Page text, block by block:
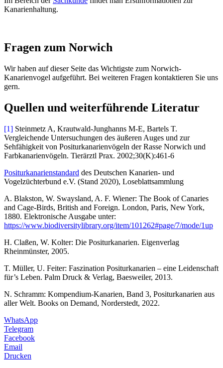
Kanarienhaltung.
Fragen zum Norwich
Wir haben auf dieser Seite das Wichtigste zum Norwich-
Kanarienvogel aufgeführt. Bei weiteren Fragen kontaktieren Sie uns
gern.
Quellen und weiterführende Literatur
[1] Steinmetz A, Krautwald-Junghanns M-E, Bartels T.
Vergleichende Untersuchungen des äußeren Auges und zur
Sehfähigkeit von Positurkanarienvögeln der Rasse Norwich und
Farbkanarienvögeln. Tierärztl Prax. 2002;30(K):461-6
Positurkanarienstandard des Deutschen Kanarien- und
Vogelzüchterbund e.V. (Stand 2020), Loseblattsammlung
A. Blakston, W. Swaysland, A. F. Wiener: The Book of Canaries
and Cage-Birds, British and Foreign. London, Paris, New York,
1880. Elektronische Ausgabe unter:
https://www.biodiversitylibrary.org/item/101262#page/7/mode/1up
H. Claßen, W. Kolter: Die Positurkanarien. Eigenverlag
Rheinmünster, 2005.
T. Müller, U. Feiter: Faszination Positurkanarien – eine Leidenschaft
für’s Leben. Palm Druck & Verlag, Baesweiler, 2013.
N. Schramm: Kompendium-Kanarien, Band 3, Positurkanarien aus
aller Welt. Books on Demand, Norderstedt, 2022.
WhatsApp
Telegram
Facebook
Email
Drucken